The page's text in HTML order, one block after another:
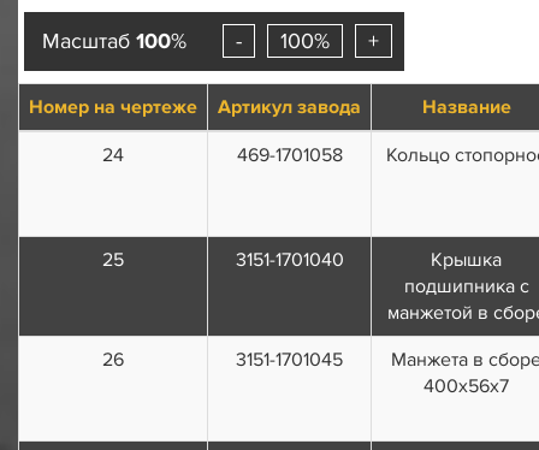
Масштаб 100% - 100% +
Номер на чертеже Артикул завода
Название
24
469-1701058 Кольцо
25 3151-1701040
Крышка
подшипника с
манжетой в
26
3151-1701045
Манжета в
400х56х7